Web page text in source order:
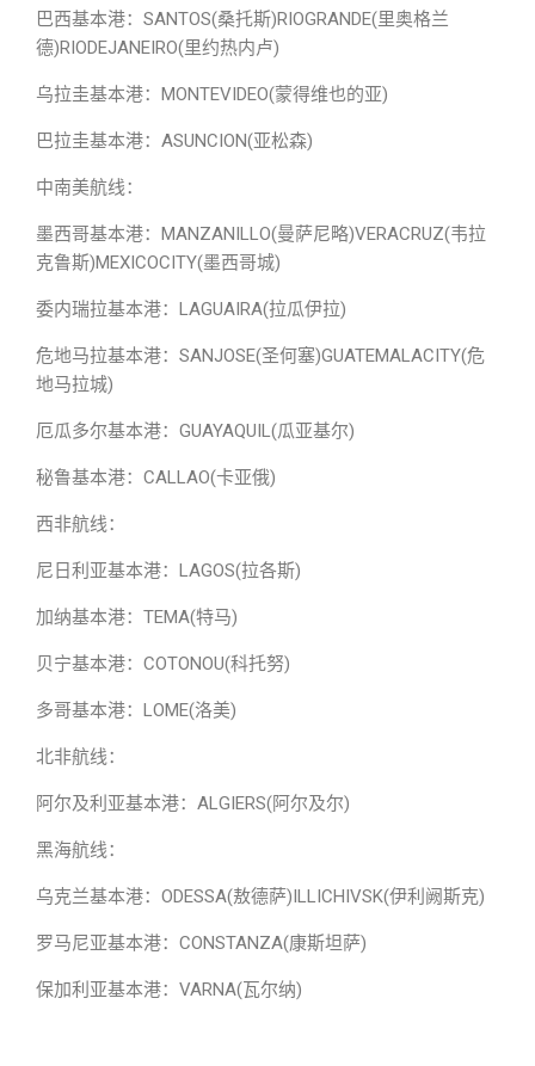
巴西基本港：SANTOS(桑托斯)RIOGRANDE(里奥格兰
德)RIODEJANEIRO(里约热内卢)
乌拉圭基本港：MONTEVIDEO(蒙得维也的亚)
巴拉圭基本港：ASUNCION(亚松森)
中南美航线：
墨西哥基本港：MANZANILLO(曼萨尼略)VERACRUZ(韦拉
克鲁斯)MEXICOCITY(墨西哥城)
委内瑞拉基本港：LAGUAIRA(拉瓜伊拉)
危地马拉基本港：SANJOSE(圣何塞)GUATEMALACITY(危
地马拉城)
厄瓜多尔基本港：GUAYAQUIL(瓜亚基尔)
秘鲁基本港：CALLAO(卡亚俄)
西非航线：
尼日利亚基本港：LAGOS(拉各斯)
加纳基本港：TEMA(特马)
贝宁基本港：COTONOU(科托努)
多哥基本港：LOME(洛美)
北非航线：
阿尔及利亚基本港：ALGIERS(阿尔及尔)
黑海航线：
乌克兰基本港：ODESSA(敖德萨)ILLICHIVSK(伊利阙斯克)
罗马尼亚基本港：CONSTANZA(康斯坦萨)
保加利亚基本港：VARNA(瓦尔纳)